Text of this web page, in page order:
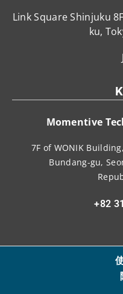
Link Square Shinjuku
ku,
Momentive
7F of WONIK
Bundang-gu,
+82